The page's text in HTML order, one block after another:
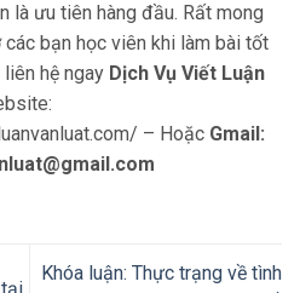
là ưu tiên hàng đầu. Rất mong
bạn học viên khi làm bài tốt
hệ ngay Dịch Vụ Viết Luận
– Hoặc Gmail:
Khóa luận: Thực trạng về tình